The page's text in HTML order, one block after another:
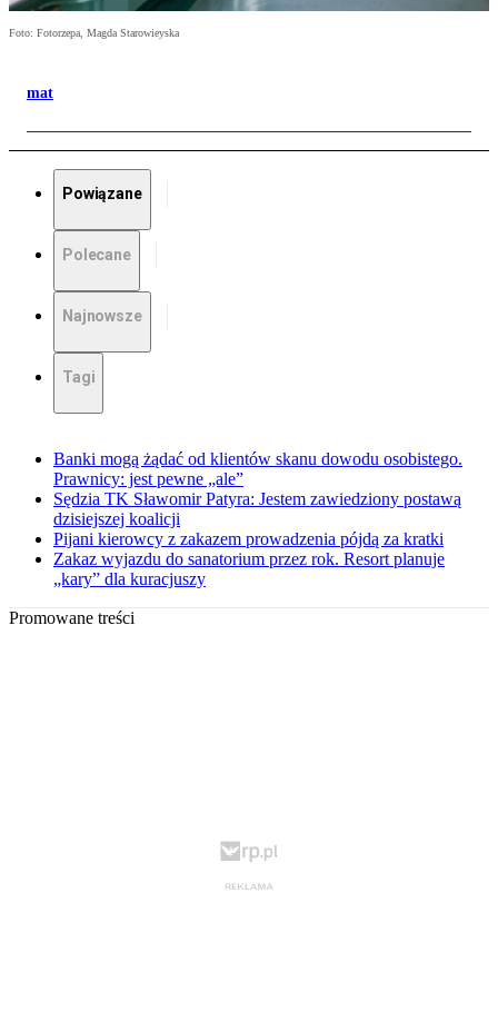
Foto: Fotorzepa, Magda Starowieyska
mat
Powiązane
Polecane
Najnowsze
Tagi
Banki mogą żądać od klientów skanu dowodu osobistego.
Prawnicy: jest pewne „ale”
Sędzia TK Sławomir Patyra: Jestem zawiedziony postawą
dzisiejszej koalicji
Pijani kierowcy z zakazem prowadzenia pójdą za kratki
Zakaz wyjazdu do sanatorium przez rok. Resort planuje
„kary” dla kuracjuszy
Promowane treści